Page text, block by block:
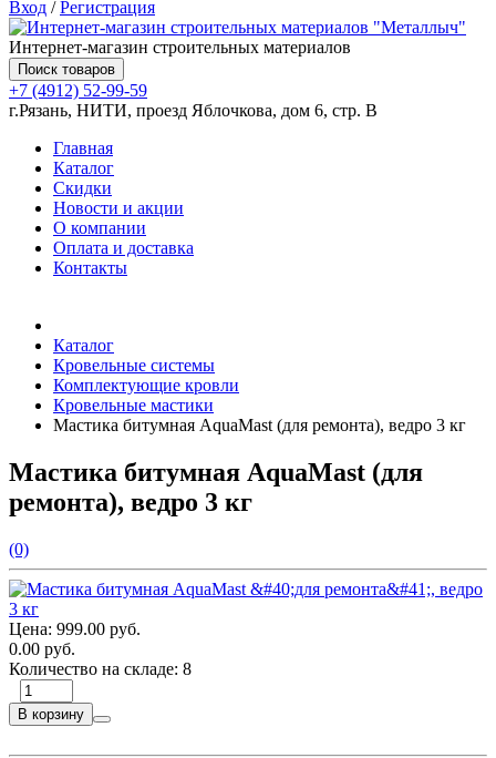
Вход /Регистрация
Интернет-магазин строительных материалов
Поиск товаров
+7 (4912) 52-99-59
г.Рязань, НИТИ, проезд Яблочкова, дом 6, стр. В
Главная
Каталог
Скидки
Новости и акции
О компании
Оплата и доставка
Контакты
Каталог
Кровельные системы
Комплектующие кровли
Кровельные мастики
Мастика битумная AquaMast (для ремонта), ведро 3 кг
Мастика битумная AquaMast (для
ремонта), ведро 3 кг
(0)
Цена: 999.00 руб.
0.00 руб.
Количество на складе: 8
В корзину